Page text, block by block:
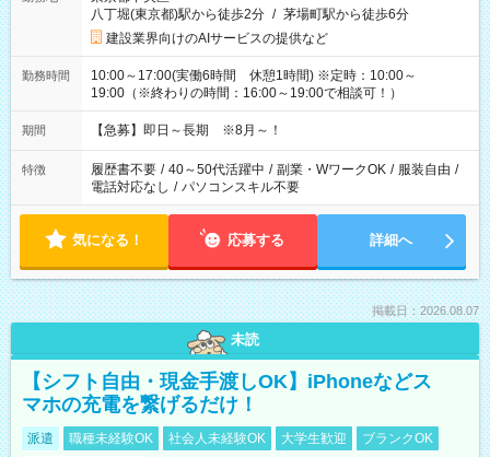
八丁堀(東京都)駅から徒歩2分 / 茅場町駅から徒歩6分
建設業界向けのAIサービスの提供など
勤務時間
10:00～17:00(実働6時間 休憩1時間) ※定時：10:00～
19:00（※終わりの時間：16:00～19:00で相談可！）
期間 【急募】即日～長期 ※8月～！
特徴 履歴書不要 / 40～50代活躍中 / 副業・WワークOK / 服装自由 /
電話対応なし / パソコンスキル不要
気になる！ 応募する 詳細へ
掲載日：2026.08.07
未読
【シフト自由・現金手渡しOK】iPhoneなどス
マホの充電を繋げるだけ！
派遣 職種未経験OK 社会人未経験OK 大学生歓迎
ブランクOK